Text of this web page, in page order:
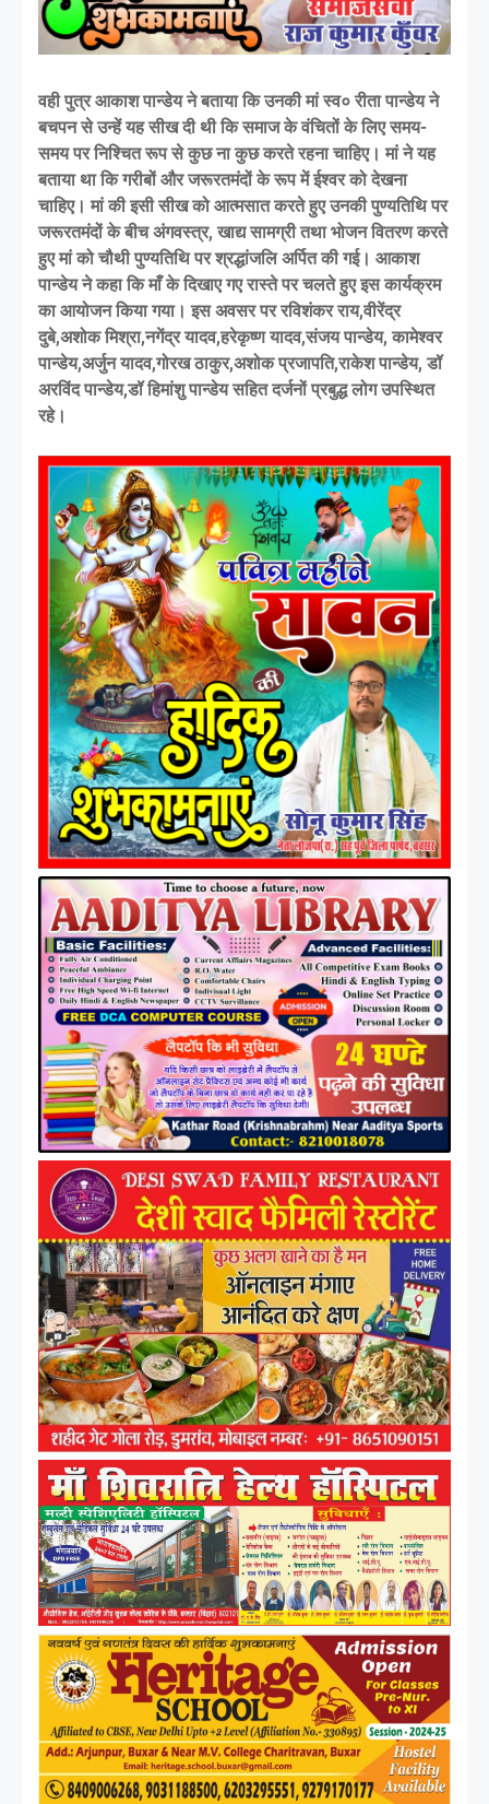
वही पुत्र आकाश पान्डेय ने बताया कि उनकी मां स्व० रीता पान्डेय ने
बचपन से उन्हें यह सीख दी थी कि समाज के वंचितों के लिए समय-
समय पर निश्चित रूप से कुछ ना कुछ करते रहना चाहिए। मां ने यह
बताया था कि गरीबों और जरूरतमंदों के रूप में ईश्वर को देखना
चाहिए। मां की इसी सीख को आत्मसात करते हुए उनकी पुण्यतिथि पर
जरूरतमंदों के बीच अंगवस्त्र, खाद्य सामग्री तथा भोजन वितरण करते
हुए मां को चौथी पुण्यतिथि पर श्रद्धांजलि अर्पित की गई। आकाश
पान्डेय ने कहा कि माँ के दिखाए गए रास्ते पर चलते हुए इस कार्यक्रम
का आयोजन किया गया। इस अवसर पर रविशंकर राय,वीरेंद्र
दुबे,अशोक मिश्रा,नगेंद्र यादव,हरेकृष्ण यादव,संजय पान्डेय, कामेश्वर
पान्डेय,अर्जुन यादव,गोरख ठाकुर,अशोक प्रजापति,राकेश पान्डेय, डॉ
अरविंद पान्डेय,डॉ हिमांशु पान्डेय सहित दर्जनों प्रबुद्ध लोग उपस्थित
रहे।